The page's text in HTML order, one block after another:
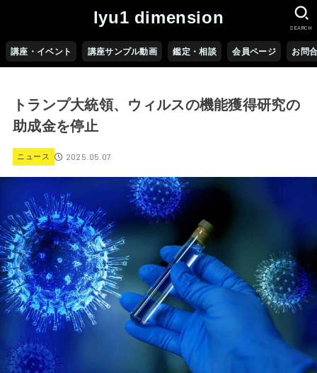
lyu1 dimension
講座・イベント 講座サンプル動画 鑑定・相談 会員ページ お問
SEARCH
トランプ大統領、ウィルスの機能獲得研究の
助成金を停止
ニュース 2025.05.07